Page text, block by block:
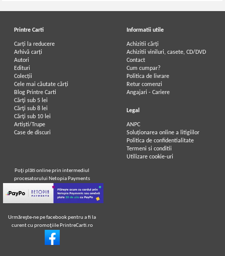
Printre Carti
Carți la reducere
Arhivă carți
Autori
Edituri
Colecții
Cele mai căutate cărți
Blog Printre Carti
Cărţi sub 5 lei
Cărţi sub 8 lei
Cărţi sub 10 lei
Artiști/Trupe
Case de discuri
Informatii utile
Achizitii cărți
Achizitii viniluri, casete, CD/DVD
Contact
Cum cumpar?
Politica de livrare
Retur comenzi
Angajari - Cariere
Legal
ANPC
Soluționarea online a litigiilor
Politica de confidentialitate
Termeni si conditii
Utilizare cookie-uri
Poţi plăti online prin intermediul
procesatorului Netopia Payments
Urmăreşte-ne pe facebook pentru a fi la
curent cu promoţiile PrintreCarti.ro